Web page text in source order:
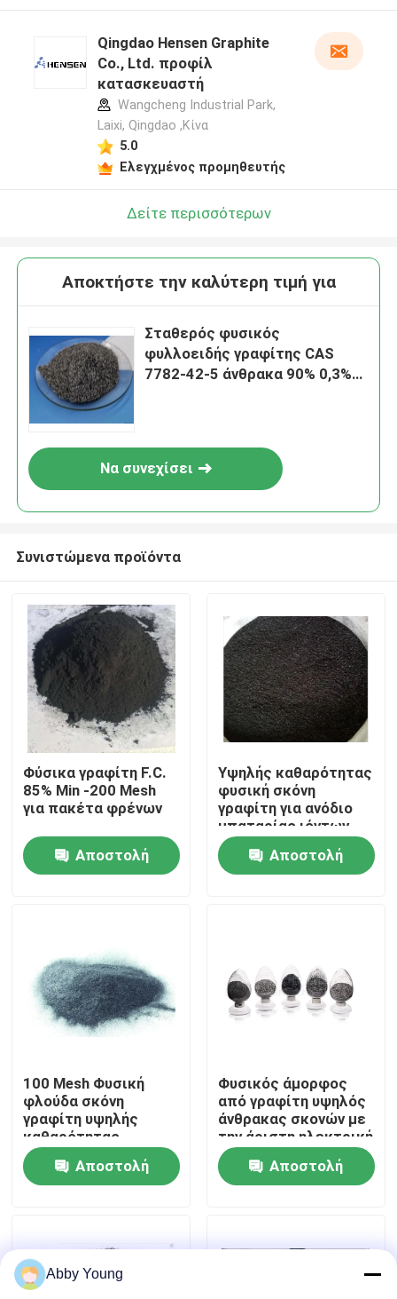
Σπίτι
Προϊόντα
Γύρος εργοστασίων
Ποιοτικός έλεγχος
Ειδήσεις
Περιπτώσεις
Φυσικός φυλλοειδής γραφίτης
Qingdao Hensen Graphite
Co., Ltd. προφίλ
κατασκευαστή
Wangcheng Industrial Park,
Laixi, Qingdao ,Κίνα
5.0
Ελεγχμένος προμηθευτής
Δείτε περισσότερων
Αποκτήστε την καλύτερη τιμή για
Σταθερός φυσικός
φυλλοειδής γραφίτης CAS
7782-42-5 άνθρακα 90% 0,3%
Να συνεχίσει
Συνιστώμενα προϊόντα
Φύσικα γραφίτη F.C.
85% Min -200 Mesh
για πακέτα φρένων
Αποστολή
Υψηλής καθαρότητας
φυσική σκόνη
γραφίτη για ανόδιο
μπαταρίας ιόντων
λιθίου
Αποστολή
100 Mesh Φυσική
φλούδα σκόνη
γραφίτη υψηλής
καθαρότητας
Αποστολή
Φυσικός άμορφος
από γραφίτη υψηλός
άνθρακας σκονών με
την άριστη ηλεκτρική
αγωγιμότητα
Αποστολή
Abby Young